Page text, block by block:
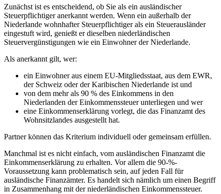
Zunächst ist es entscheidend, ob Sie als ein ausländischer
Steuerpflichtiger anerkannt werden. Wenn ein außerhalb der
Niederlande wohnhafter Steuerpflichtiger als ein Steuerausländer
eingestuft wird, genießt er dieselben niederländischen
Steuervergünstigungen wie ein Einwohner der Niederlande.
Als anerkannt gilt, wer:
ein Einwohner aus einem EU-Mitgliedsstaat, aus dem EWR,
der Schweiz oder der Karibischen Niederlande ist und
von dem mehr als 90 % des Einkommens in den
Niederlanden der Einkommenssteuer unterliegen und wer
eine Einkommenserklärung vorlegt, die das Finanzamt des
Wohnsitzlandes ausgestellt hat.
Partner können das Kriterium individuell oder gemeinsam erfüllen.
Manchmal ist es nicht einfach, vom ausländischen Finanzamt die
Einkommenserklärung zu erhalten. Vor allem die 90-%-
Voraussetzung kann problematisch sein, auf jeden Fall für
ausländische Finanzämter. Es handelt sich nämlich um einen Begriff
in Zusammenhang mit der niederländischen Einkommenssteuer.